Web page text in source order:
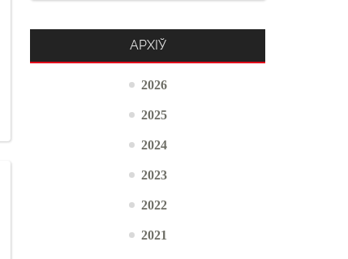
АРХІЎ
2026
2025
2024
2023
2022
2021